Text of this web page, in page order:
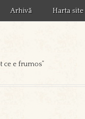
Arhivă Harta site
ce e frumos”